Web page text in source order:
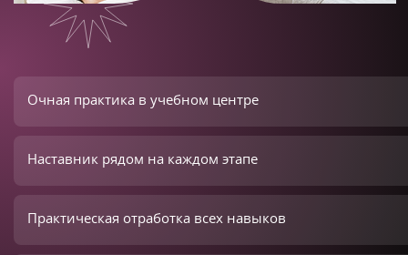
Очная практика в учебном центре
Наставник рядом на каждом этапе
Практическая отработка всех навыков